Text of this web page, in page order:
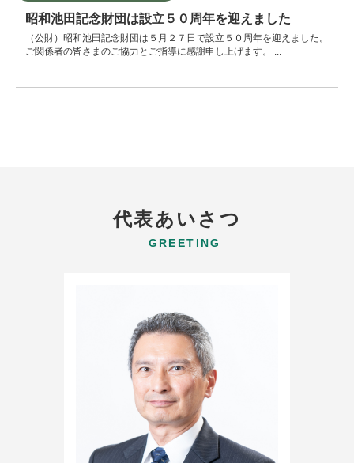
昭和池田記念財団は設立５０周年を迎えました
（公財）昭和池田記念財団は５月２７日で設立５０周年を迎えました。
ご関係者の皆さまのご協力とご指導に感謝申し上げます。 ...
代表あいさつ
GREETING